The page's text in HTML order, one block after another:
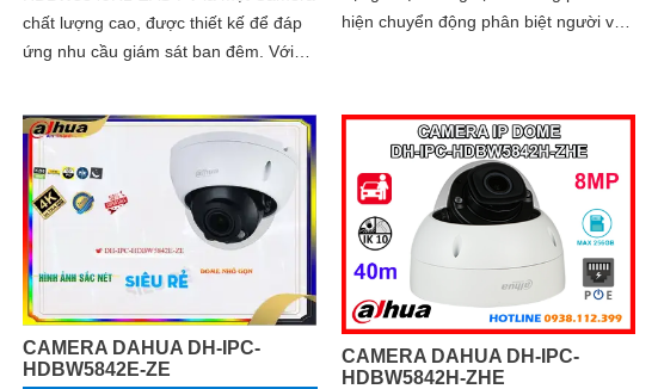
chất lượng cao, được thiết kế để đáp
ứng nhu cầu giám sát ban đêm. Với
hiện chuyển động phân biệt người và
CAMERA DAHUA DH-IPC-
HDBW5842E-ZE
CAMERA DAHUA DH-IPC-
HDBW5842H-ZHE